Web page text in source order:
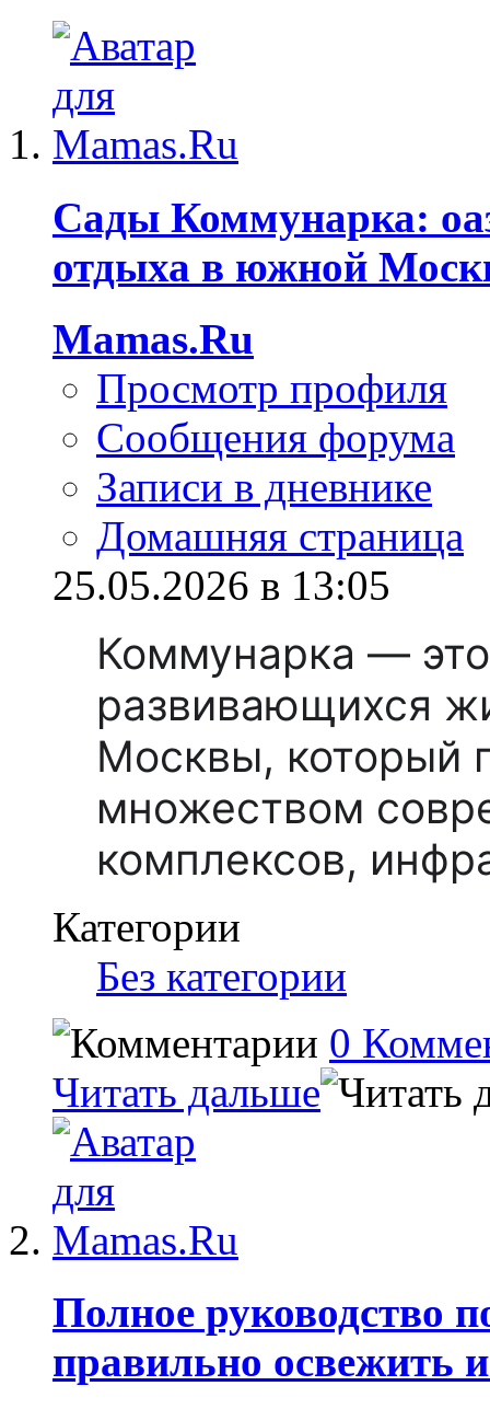
Сады Коммунарка:
отдыха в южной
Mamas.Ru
Просмотр профиля
Сообщения форума
Записи в дневнике
Домашняя страница
25.05.2026 в 13:05
Коммунарка —
развивающихся
Москвы, который
множеством
комплексов,
Категории
Без категории
0
Читать дальше
Полное руководство
правильно освежить